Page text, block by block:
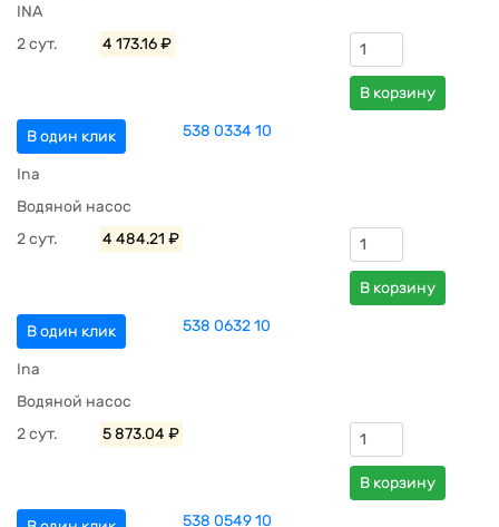
INA
2 сут.
4 173.16 ₽
В корзину
В один клик 538 0334 10
Ina
Водяной насос
2 сут.
4 484.21 ₽
В корзину
В один клик 538 0632 10
Ina
Водяной насос
2 сут.
5 873.04 ₽
В корзину
538 0549 10